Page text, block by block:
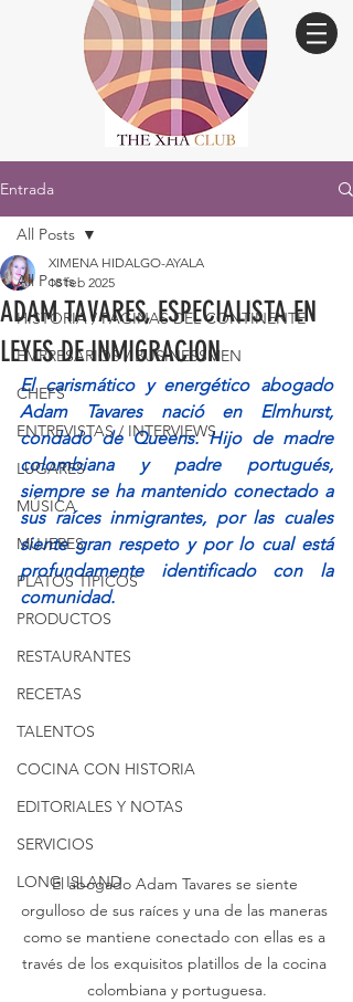
Entrada
All Posts
HISTORIA / PÁGINAS DEL CONTINENTE
EMPRESARIOS / BUSINESSMEN
CHEFS
ENTREVISTAS / INTERVIEWS
LUGARES
MÚSICA
MUJERES
PLATOS TIPICOS
PRODUCTOS
RESTAURANTES
RECETAS
TALENTOS
COCINA CON HISTORIA
EDITORIALES Y NOTAS
SERVICIOS
LONG ISLAND
All Posts
ADAM TAVARES, ESPECIALISTA EN
LEYES DE INMIGRACION
XIMENA HIDALGO-AYALA
18 feb 2025
El carismático y energético abogado
Adam Tavares nació en Elmhurst,
condado de Queens. Hijo de madre
colombiana y padre portugués,
siempre se ha mantenido conectado a
sus raíces inmigrantes, por las cuales
siente gran respeto y por lo cual está
profundamente identificado con la
comunidad.
El abogado Adam Tavares se siente
orgulloso de sus raíces y una de las maneras
como se mantiene conectado con ellas es a
través de los exquisitos platillos de la cocina
colombiana y portuguesa.